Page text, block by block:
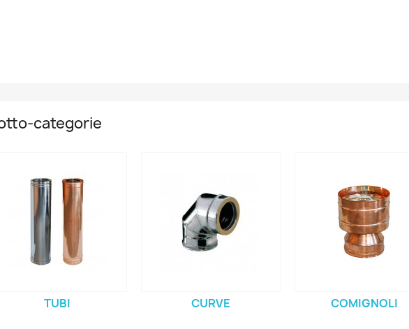
categorie
TUBI CURVE COMIGNOLI